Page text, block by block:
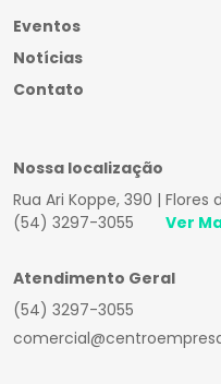
Eventos
Notícias
Contato
Nossa localização
Rua Ari Koppe, 390 | Flores
(54) 3297-3055
Ver
Atendimento Geral
(54) 3297-3055